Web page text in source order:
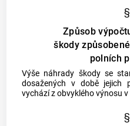
Způsob
škody
polních
Výše náhrady škodyse
dosažených v době jejich
vychází z obvyklého výnosu